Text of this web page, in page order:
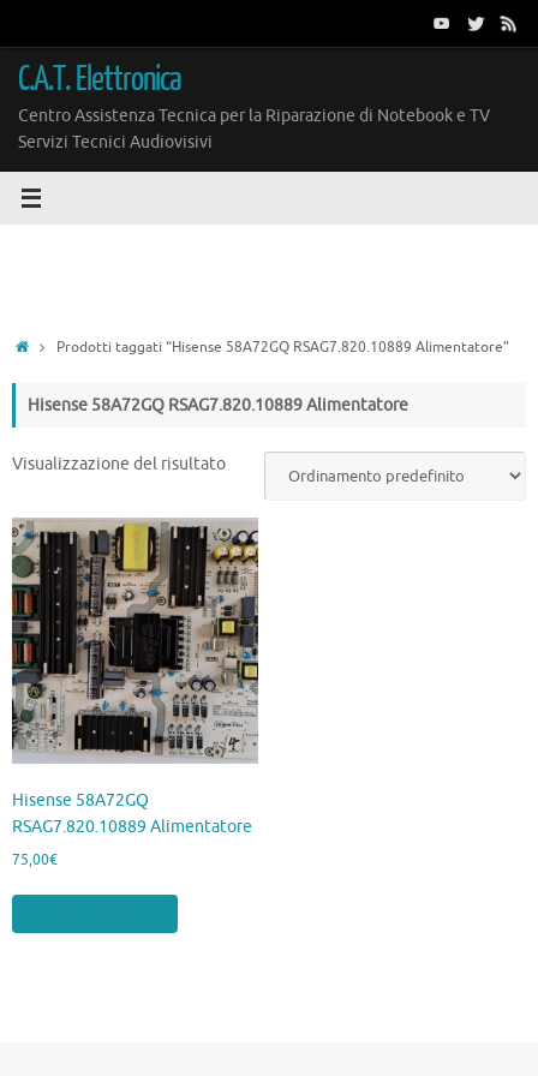
contenuto
C.A.T. Elettronica
Centro Assistenza Tecnica per la Riparazione di Notebook e TV
Servizi Tecnici Audiovisivi
HomeProdotti taggati “Hisense 58A72GQ RSAG7.820.10889 Alimentatore”
Hisense 58A72GQ RSAG7.820.10889 Alimentatore
Visualizzazione del risultato
Hisense 58A72GQ
RSAG7.820.10889 Alimentatore
75,00€